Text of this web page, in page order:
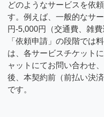
どのようなサービスを依
す。例えば、一般的なサ
円-5,000円（交通費、雑
「依頼申請」の段階では
は、各サービスチケット
ャットにてお問い合わせ
後、本契約前（前払い決
です。